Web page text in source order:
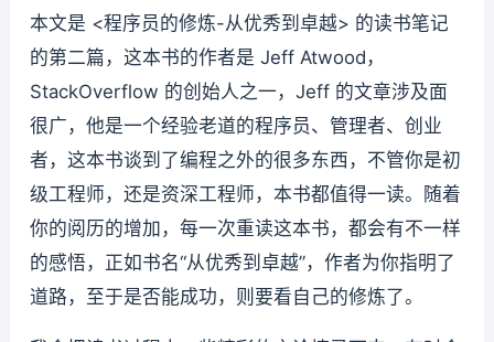
本文是 <程序员的修炼-从优秀到卓越> 的读书笔记
的第二篇，这本书的作者是 Jeff Atwood，
StackOverflow 的创始人之一，Jeff 的文章涉及面
很广，他是一个经验老道的程序员、管理者、创业
者，这本书谈到了编程之外的很多东西，不管你是初
级工程师，还是资深工程师，本书都值得一读。随着
你的阅历的增加，每一次重读这本书，都会有不一样
的感悟，正如书名“从优秀到卓越”，作者为你指明了
道路，至于是否能成功，则要看自己的修炼了。